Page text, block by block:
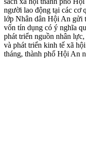
người lao động tại các cơ
lớp Nhân dân Hội An gửi
vốn tín dụng có ý nghĩa
phát triển nguồn nhân
và phát triển kinh tế xã
tháng, thành phố Hội An